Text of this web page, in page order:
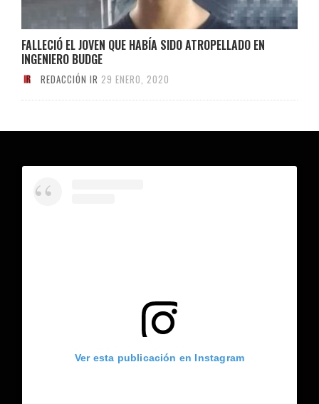
FALLECIÓ EL JOVEN QUE HABÍA SIDO ATROPELLADO EN
INGENIERO BUDGE
REDACCIÓN IR 29 ENERO, 2020
Ver esta publicación en Instagram